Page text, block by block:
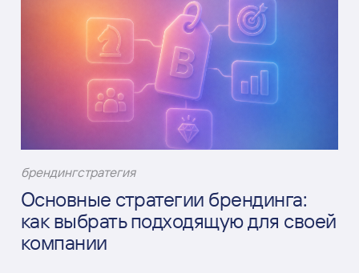
брендингстратегия
Основные стратегии брендинга:
как выбрать подходящую для своей
компании